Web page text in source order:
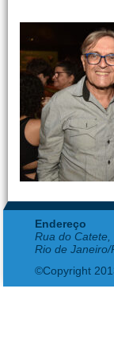
Endereço
Rua do
Rio de Janeiro/
©Copyright